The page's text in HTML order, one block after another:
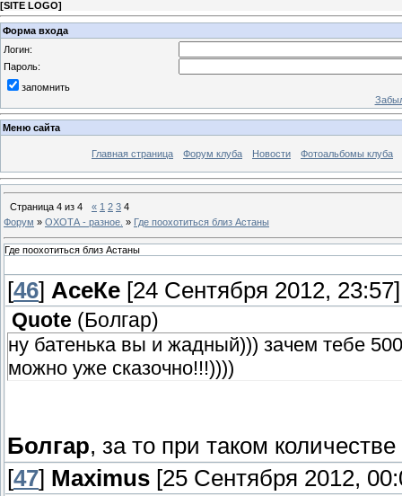
[SITE LOGO]
Форма входа
Логин:
Пароль:
запомнить
Меню сайта
Главная страница Форум клуба Новости Фотоальбомы клуба
Страница 4 из 4 « 1 2 3 4
Форум » ОХОТА - разное. » Где поохотиться близ Астаны
Где поохотиться близ Астаны
[46] АсеКе [24 Сентября 2012, 23:57]
Quote ( Болгар)
ну батенька вы и жадный))) зачем тебе
можно уже сказочно!!!))))
Болгар, за то при таком
[47] Maximus [25 Сентября 2012,